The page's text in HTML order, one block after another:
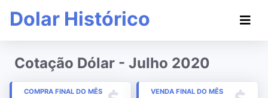
Dolar Histórico
Cotação Dólar - Julho 2020
COMPRA FINAL DO MÊS VENDA FINAL DO MÊS